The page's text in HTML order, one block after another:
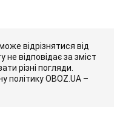
відрізнятися від
не відповідає за зміст
різні погляди.
політику OBOZ.UA –